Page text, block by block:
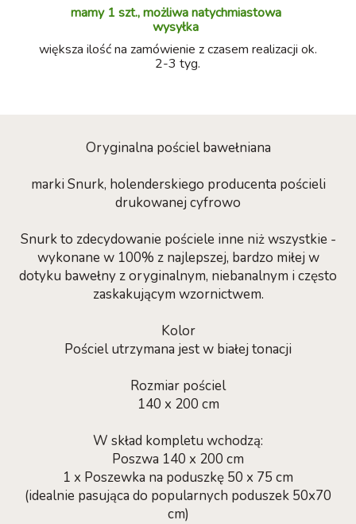
mamy 1 szt., możliwa natychmiastowa
wysyłka
większa ilość na zamówienie z czasem realizacji ok.
2-3 tyg.
Oryginalna pościel bawełniana
marki Snurk, holenderskiego producenta pościeli
drukowanej cyfrowo
Snurk to zdecydowanie pościele inne niż wszystkie -
wykonane w 100% z najlepszej, bardzo miłej w
dotyku bawełny z oryginalnym, niebanalnym i często
zaskakującym wzornictwem.
Kolor
Pościel utrzymana jest w białej tonacji
Rozmiar pościel
140 x 200 cm
W skład kompletu wchodzą:
Poszwa 140 x 200 cm
1 x Poszewka na poduszkę 50 x 75 cm
(idealnie pasująca do popularnych poduszek 50x70
cm)